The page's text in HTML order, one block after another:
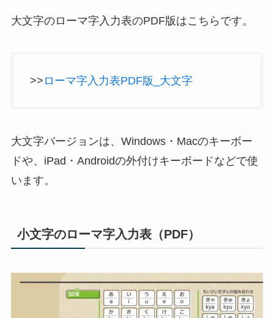
大文字のローマ字入力表のPDF版はこちらです。
>> ローマ字入力表PDF版_大文字
大文字バージョンは、Windows・Macのキーボー
ドや、iPad・Androidの外付けキーボードなどで使
います。
小文字のローマ字入力表（PDF）